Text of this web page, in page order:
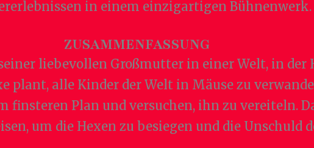
in einem einzigartigen Bühnenwerk.
ZUSAMMENFASSUNG
liebevollen Großmutter in einer Welt, in
plant, alle Kinder der Welt in Mäuse zu
finsteren Plan und versuchen, ihn zu vereiteln.
um die Hexen zu besiegen und die Unschuld